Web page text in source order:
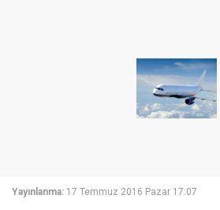
Yayınlanma: 17 Temmuz 2016 Pazar 17:07